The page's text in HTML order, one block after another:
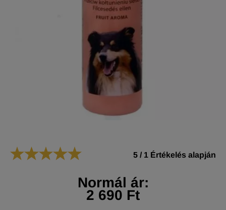
5 / 1 Értékelés alapján
Normál ár:
2 690 Ft